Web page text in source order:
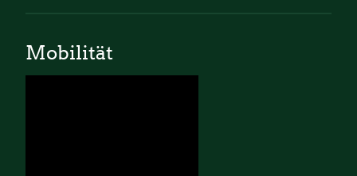
Mobilität